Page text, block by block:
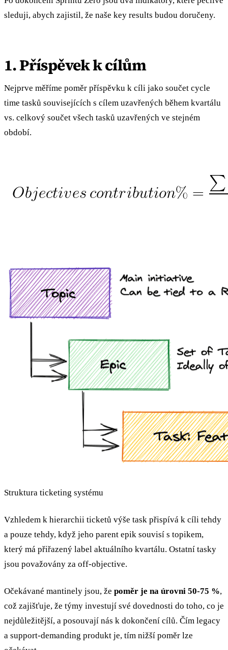
sleduji, abych zajistil, že naše key results budou doručeny.
1. Příspěvek k cílům
Nejprve měříme poměr příspěvku k cíli jako součet cycle
time tasků souvisejících s cílem uzavřených během kvartálu
vs. celkový součet všech tasků uzavřených ve stejném
období.
Struktura ticketing systému
Vzhledem k hierarchii ticketů výše task přispívá k cíli tehdy
a pouze tehdy, když jeho parent epik souvisí s topikem,
který má přiřazený label aktuálního kvartálu. Ostatní tasky
jsou považovány za off-objective.
Očekávané mantinely jsou, že poměr je na úrovni 50-75 %,
což zajišťuje, že týmy investují své dovednosti do toho, co je
nejdůležitější, a posouvají nás k dokončení cílů. Čím legacy
a support-demanding produkt je, tím nižší poměr lze